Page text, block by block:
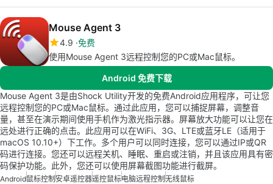
Mouse Agent 3
4.9 免费
使用Mouse Agent 3远程控制您的PC或Mac鼠标。
Android 免费下载
Mouse Agent 3是由Shock Utility开发的免费Android应用程序，可让您
远程控制您的PC或Mac鼠标。通过此应用，您可以捕捉屏幕，调整音
量，甚至在演示期间使用手机作为激光指示器。屏幕放大功能可以让您在
远处进行正确的点击。此应用可以在WiFi、3G、LTE或蓝牙LE（适用于
macOS 10.10+）下工作。多个用户可以同时连接，您可以通过IP或QR
码进行连接。您还可以远程关机、睡眠、重启或注销，并且该应用具有密
码保护功能。此外，您还可以使用屏幕截图功能进行截屏。
Android鼠标控制 安卓遥控器遥控鼠标电脑远程控制 无线鼠标